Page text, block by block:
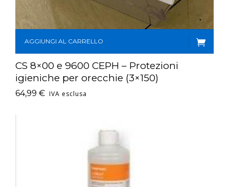
AGGIUNGI AL CARRELLO
CS 8×00 e 9600 CEPH – Protezioni
igieniche per orecchie (3×150)
64,99 € IVA esclusa